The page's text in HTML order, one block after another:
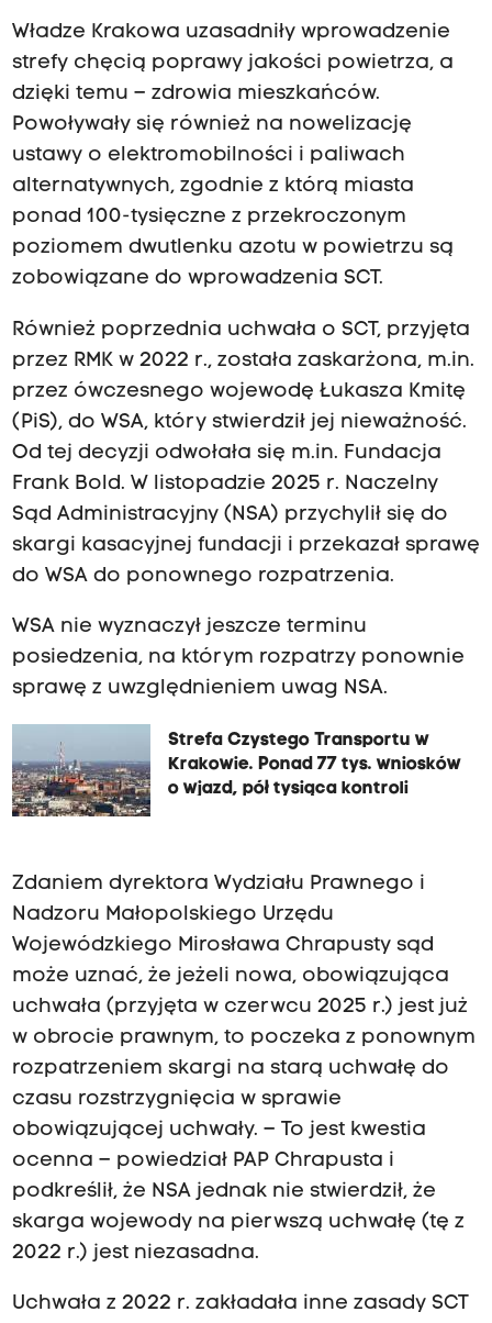
Władze Krakowa uzasadniły wprowadzenie
strefy chęcią poprawy jakości powietrza, a
dzięki temu – zdrowia mieszkańców.
Powoływały się również na nowelizację
ustawy o elektromobilności i paliwach
alternatywnych, zgodnie z którą miasta
ponad 100-tysięczne z przekroczonym
poziomem dwutlenku azotu w powietrzu są
zobowiązane do wprowadzenia SCT.
Również poprzednia uchwała o SCT, przyjęta
przez RMK w 2022 r., została zaskarżona, m.in.
przez ówczesnego wojewodę Łukasza Kmitę
(PiS), do WSA, który stwierdził jej nieważność.
Od tej decyzji odwołała się m.in. Fundacja
Frank Bold. W listopadzie 2025 r. Naczelny
Sąd Administracyjny (NSA) przychylił się do
skargi kasacyjnej fundacji i przekazał sprawę
do WSA do ponownego rozpatrzenia.
WSA nie wyznaczył jeszcze terminu
posiedzenia, na którym rozpatrzy ponownie
sprawę z uwzględnieniem uwag NSA.
Strefa Czystego Transportu w
Krakowie. Ponad 77 tys. wniosków
o wjazd, pół tysiąca kontroli
Zdaniem dyrektora Wydziału Prawnego i
Nadzoru Małopolskiego Urzędu
Wojewódzkiego Mirosława Chrapusty sąd
może uznać, że jeżeli nowa, obowiązująca
uchwała (przyjęta w czerwcu 2025 r.) jest już
w obrocie prawnym, to poczeka z ponownym
rozpatrzeniem skargi na starą uchwałę do
czasu rozstrzygnięcia w sprawie
obowiązującej uchwały. – To jest kwestia
ocenna – powiedział PAP Chrapusta i
podkreślił, że NSA jednak nie stwierdził, że
skarga wojewody na pierwszą uchwałę (tę z
2022 r.) jest niezasadna.
Uchwała z 2022 r. zakładała inne zasady SCT